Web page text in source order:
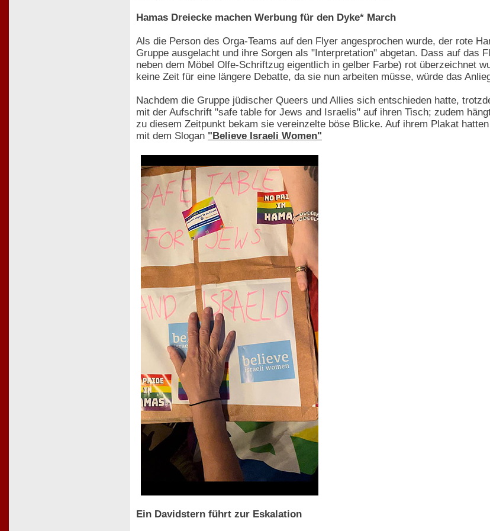
Hamas Dreiecke machen Werbung für den Dyke* March
Als die Person des Orga-Teams auf den Flyer angesprochen wurde, der rote
Gruppe ausgelacht und ihre Sorgen als "Interpretation" abgetan. Dass auf das
neben dem Möbel Olfe-Schriftzug eigentlich in gelber Farbe) rot überzeichnet
keine Zeit für eine längere Debatte, da sie nun arbeiten müsse, würde das
Nachdem die Gruppe jüdischer Queers und Allies sich entschieden hatte,
mit der Aufschrift "safe table for Jews and Israelis" auf ihren Tisch; zudem
zu diesem Zeitpunkt bekam sie vereinzelte böse Blicke. Auf ihrem Plakat
mit dem Slogan "Believe Israeli Women"
Ein Davidstern führt zur Eskalation